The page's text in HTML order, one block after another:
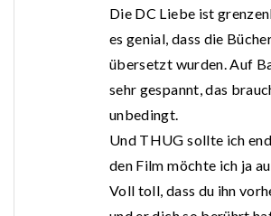
Die DC Liebe ist
es genial, dass die
übersetzt wurden. Auf
sehr gespannt, das
unbedingt.
Und THUG sollte ich
den Film möchte ich ja
Voll toll, dass du ihn